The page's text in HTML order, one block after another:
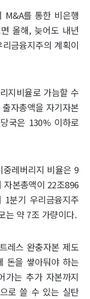
M&A를 통한 비은행
올해, 늦어도 내년
금융지주의 계획이
지비율로 가늠할 수
자총액을 자기자본
국은 130% 이하로
레버리지 비율은 9
자본총액이 22조896
분기 우리금융지주
는 약 7조 가량이다.
레스 완충자본 제도
돈을 쌓아둬야 하는
가는 추가 자본까지
로 쓸 수 있는 실탄